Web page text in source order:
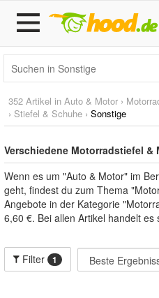
352 Artikel in Auto & Motor ›
› Stiefel & Schuhe › Sonstige
Verschiedene Motorradstiefel
Wenn es um "Auto & Motor" im
geht, findest du zum Thema
Angebote in der Kategorie
6,60 €. Bei allen Artikel handelt es
Filter 1